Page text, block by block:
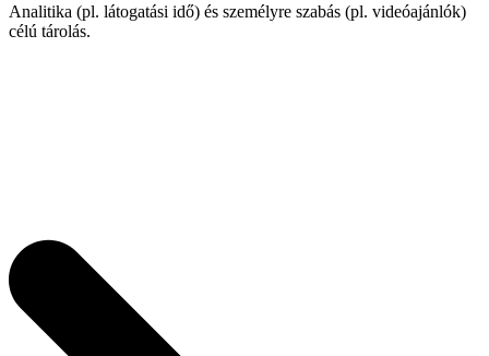
Analitika (pl. látogatási idő) és személyre szabás (pl. videóajánlók)
célú tárolás.